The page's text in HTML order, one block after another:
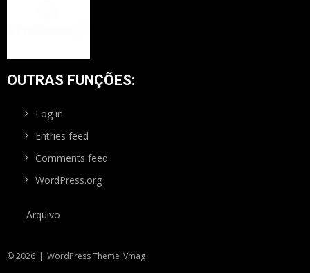
OUTRAS FUNÇÕES:
Log in
Entries feed
Comments feed
WordPress.org
Arquivo
© 2026 | WordPress Theme Vmag